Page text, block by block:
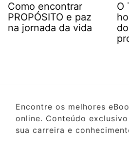
Como encontrar
PROPÓSITO e paz
na jornada da vida
O
Encontre os melhores
online. Conteúdo
sua carreira e